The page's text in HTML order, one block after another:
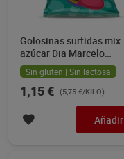
Golosinas surtidas mix
azúcar Dia Marcelo
Caramelo 200 g
Sin gluten | Sin lactosa
1,15 € (5,75 €/KILO)
Añadir